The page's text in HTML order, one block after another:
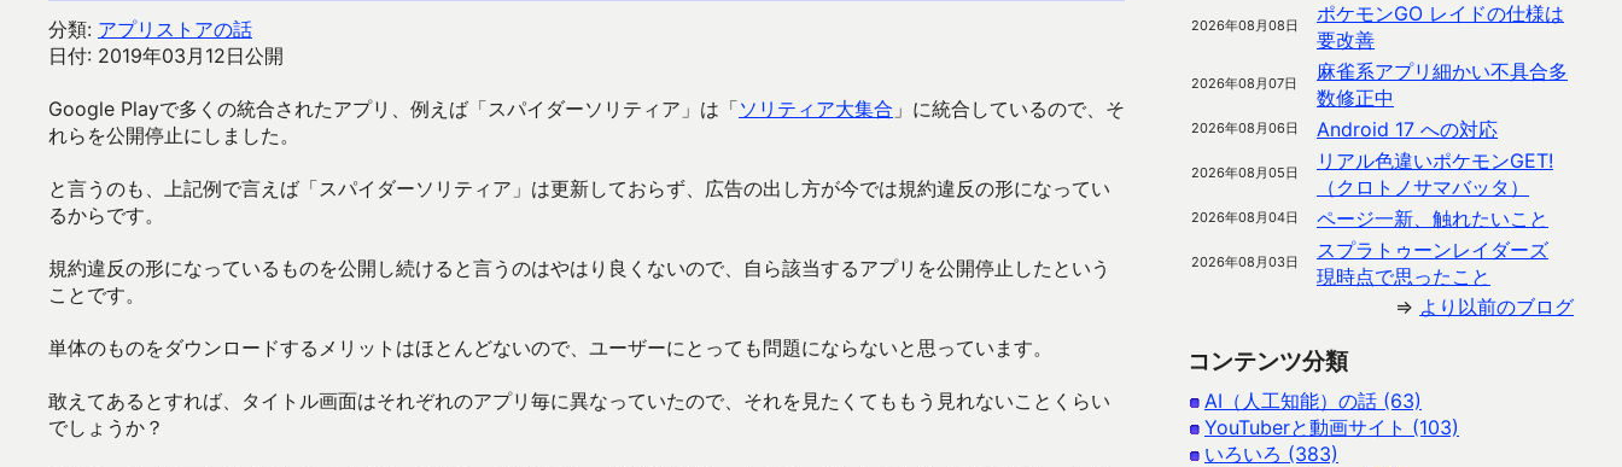
分類: アプリストアの話
日付: 2019年03月12日公開
Google Playで多くの統合されたアプリ、例えば「スパイダーソリティア」は「ソリティア大集合 」に統合しているので、そ
れらを公開停止にしました。
と言うのも、上記例で言えば「スパイダーソリティア」は更新しておらず、広告の出し方が今では規約違反の形になってい
るからです。
規約違反の形になっているものを公開し続けると言うのはやはり良くないので、自ら該当するアプリを公開停止したという
ことです。
単体のものをダウンロードするメリットはほとんどないので、ユーザーにとっても問題にならないと思っています。
敢えてあるとすれば、タイトル画面はそれぞれのアプリ毎に異なっていたので、それを見たくてももう見れないことくらい
でしょうか？
2026年08月08日
ポケモンGO レイドの仕様は
要改善
2026年08月07日
麻雀系アプリ細かい不具合多
数修正中
2026年08月06日 Android 17 への対応
2026年08月05日
リアル色違いポケモンGET!
（クロトノサマバッタ）
2026年08月04日 ページ一新、触れたいこと
2026年08月03日
スプラトゥーンレイダーズ
現時点で思ったこと
⇒ より以前のブログ
コンテンツ分類
AI（人工知能）の話 (63)
YouTuberと動画サイト (103)
いろいろ (383)